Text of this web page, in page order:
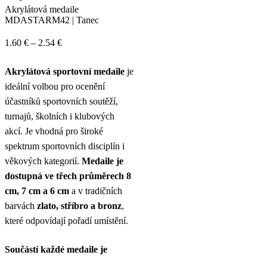
Akrylátová medaile
MDASTARM42 | Tanec
1.60 € – 2.54 €Price
1.60 €
through
2.54 €
Akrylátová sportovní medaile je
ideální volbou pro ocenění
účastníků sportovních soutěží,
turnajů, školních i klubových
akcí. Je vhodná pro široké
spektrum sportovních disciplín i
věkových kategorií. Medaile je
dostupná ve třech průměrech 8
cm, 7 cm a 6 cm a v tradičních
barvách zlato, stříbro a bronz,
které odpovídají pořadí umístění.
Součástí každé medaile je